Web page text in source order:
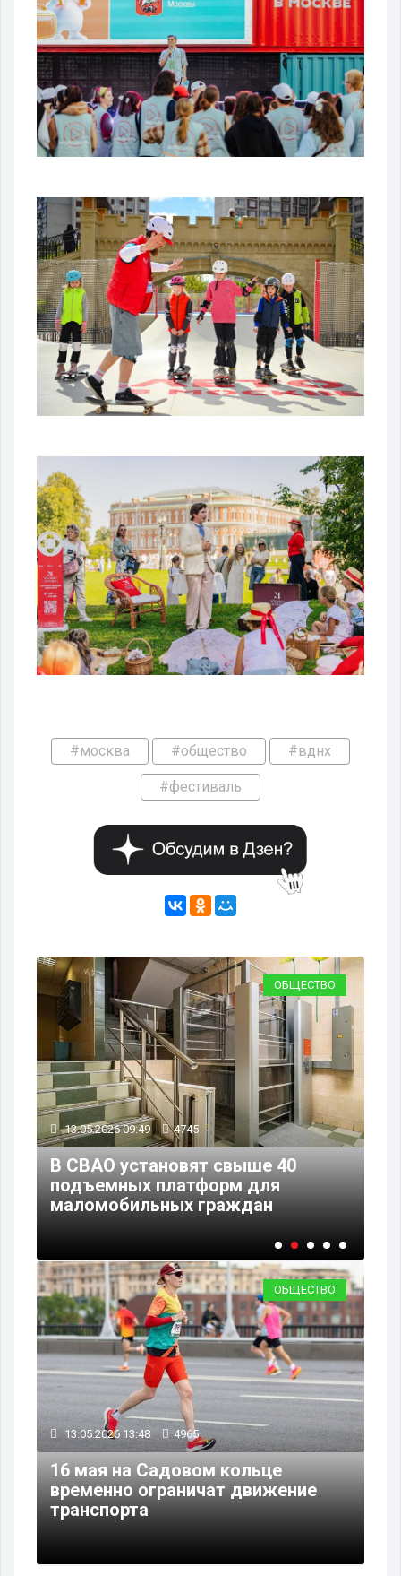
#москва #общество #вднх
#фестиваль
ОБЩЕСТВО
13.05.2026 09:49 4745
В СВАО установят свыше 40
подъемных платформ для
маломобильных граждан
ОБЩЕСТВО
13.05.2026 13:48 4965
16 мая на Садовом кольце
временно ограничат движение
транспорта